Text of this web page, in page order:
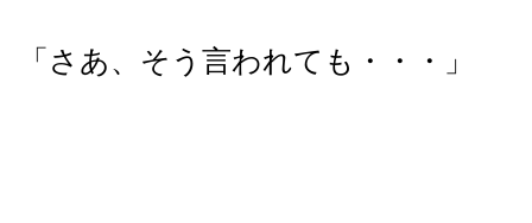
「さあ、そう言われても・・・」